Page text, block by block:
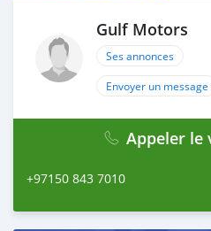
BANKING PARTNERS
CASH PURCHASE
---------------------------
DOCUMENTS REQUIRED
* EMIRATES ID
BANK FINANCE
------------------------
Employed:
Gulf Motors
Ses annonces
Envoyer un message
Appeler le
+97150 843 7010